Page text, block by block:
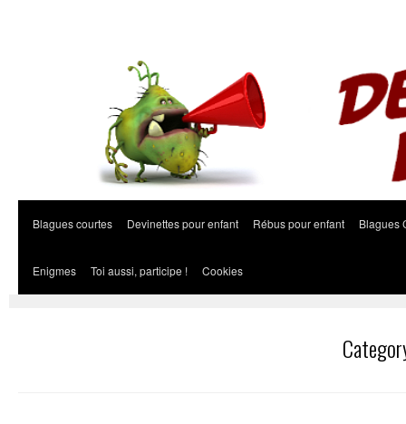
Blagues courtes Devinettes pour enfant Rébus pour enfant Blagues
Enigmes Toi aussi, participe ! Cookies